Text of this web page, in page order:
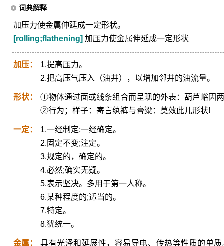
词典解释
加压力使金属伸延成一定形状。
[rolling;flathening] 加压力使金属伸延成一定形状
加压：
1.提高压力。
2.把高压气压入（油井），以增加邻井的油流量。
形状：
①物体通过面或线条组合而呈现的外表：葫芦峪因
②行为；样子：寄言纨裤与膏粱：莫效此儿形状!
一定：
1.一经制定;一经确定。
2.固定不变;注定。
3.规定的，确定的。
4.必然;确实无疑。
5.表示坚决。多用于第一人称。
6.某种程度的;适当的。
7.特定。
8.犹统一。
金属：
具有光泽和延展性，容易导电、传热等性质的单